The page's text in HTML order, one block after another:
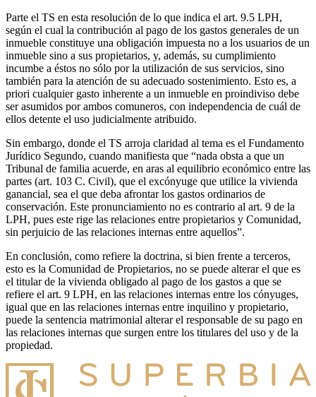
Parte el TS en esta resolución de lo que indica el art. 9.5 LPH,
según el cual la contribución al pago de los gastos generales de un
inmueble constituye una obligación impuesta no a los usuarios de un
inmueble sino a sus propietarios, y, además, su cumplimiento
incumbe a éstos no sólo por la utilización de sus servicios, sino
también para la atención de su adecuado sostenimiento. Esto es, a
priori cualquier gasto inherente a un inmueble en proindiviso debe
ser asumidos por ambos comuneros, con independencia de cuál de
ellos detente el uso judicialmente atribuido.
Sin embargo, donde el TS arroja claridad al tema es el Fundamento
Jurídico Segundo, cuando manifiesta que “nada obsta a que un
Tribunal de familia acuerde, en aras al equilibrio económico entre las
partes (art. 103 C. Civil), que el excónyuge que utilice la vivienda
ganancial, sea el que deba afrontar los gastos ordinarios de
conservación. Este pronunciamiento no es contrario al art. 9 de la
LPH, pues este rige las relaciones entre propietarios y Comunidad,
sin perjuicio de las relaciones internas entre aquellos”.
En conclusión, como refiere la doctrina, si bien frente a terceros,
esto es la Comunidad de Propietarios, no se puede alterar el que es
el titular de la vivienda obligado al pago de los gastos a que se
refiere el art. 9 LPH, en las relaciones internas entre los cónyuges,
igual que en las relaciones internas entre inquilino y propietario,
puede la sentencia matrimonial alterar el responsable de su pago en
las relaciones internas que surgen entre los titulares del uso y de la
propiedad.